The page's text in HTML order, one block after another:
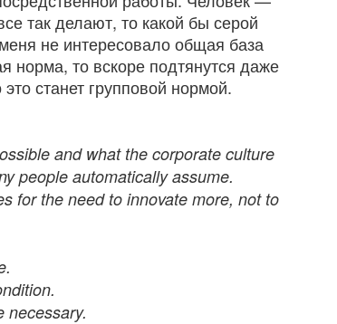
так делают, то какой бы серой
не интересовало общая база
норма, то вскоре подтянутся даже
станет групповой нормой.
and what the corporate culture
people automatically assume.
for the need to innovate more, not to